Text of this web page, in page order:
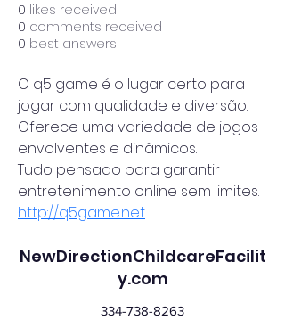
0 likes received
0 comments received
0 best answers
O q5 game é o lugar certo para
jogar com qualidade e diversão.
Oferece uma variedade de jogos
envolventes e dinâmicos.
Tudo pensado para garantir
entretenimento online sem limites.
http://q5game.net
NewDirectionChildcareFacilit
y.com
334-738-8263